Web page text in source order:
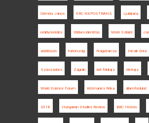
Gömöry János ERC NEPOSTRANS Ljubljana
erdélyi kérdés többes identitás Mohr Szilárd
adatbázis hátország Nagybarcsa Hicsik Dóra
Szászsebes Zágráb brit földrajz életrajz
World Science Forum Krizmanics Réka államfordulat
2018 Hungarian Studies Review BBC History